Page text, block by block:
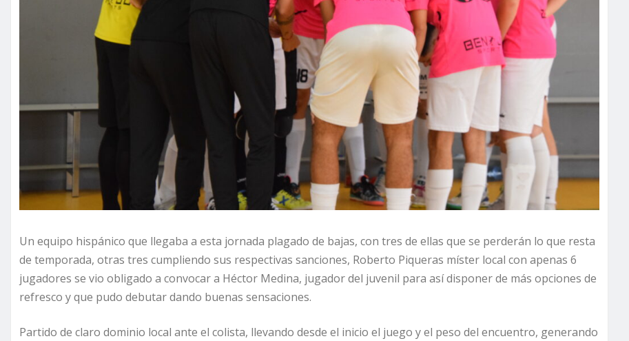
Un equipo hispánico que llegaba a esta jornada plagado de bajas, con tres de ellas que se perderán lo que resta
de temporada, otras tres cumpliendo sus respectivas sanciones, Roberto Piqueras míster local con apenas 6
jugadores se vio obligado a convocar a Héctor Medina, jugador del juvenil para así disponer de más opciones de
refresco y que pudo debutar dando buenas sensaciones.
Partido de claro dominio local ante el colista, llevando desde el inicio el juego y el peso del encuentro, generando